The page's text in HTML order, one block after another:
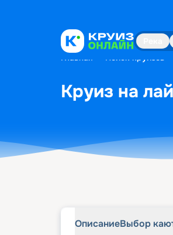
Главная Поиск круизов
Круиз на
ОписаниеВыбор